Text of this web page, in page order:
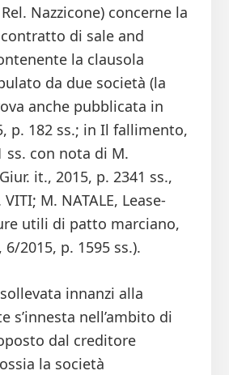
Nazzicone) concerne la
di sale and
la clausola
da due società (la
anche pubblicata in
p. 182 ss.; in Il fallimento,
ss. con nota di M.
it., 2015, p. 2341 ss.,
M. NATALE, Lease-
utili di patto marciano,
6/2015, p. 1595 ss.).
innanzi alla
s’innesta nell’ambito di
dal creditore
la società